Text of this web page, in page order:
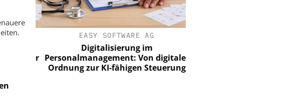
EASY SOFTWARE AG
Digitalisierung im
Personalmanagement: Von digitaler
Ordnung zur KI-fähigen Steuerung